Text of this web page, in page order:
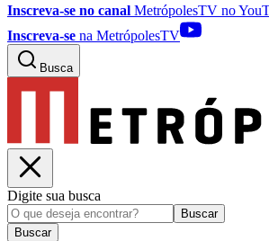
Inscreva-se no canal MetrópolesTV no
Inscreva-se na MetrópolesTV
Busca
Digite sua busca
Buscar
Buscar